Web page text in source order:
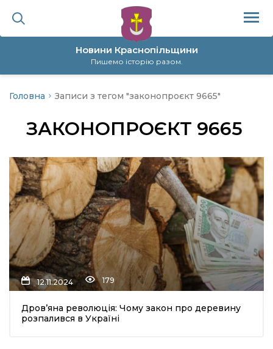
Новини Краснопільщини
Пишемо історію разом.
політика
Головна Записи з тегом "законопроєкт 9665"
ЗАКОНОПРОЄКТ 9665
12.11.2024 179
Дров’яна революція: Чому закон про деревину
розпалився в Україні